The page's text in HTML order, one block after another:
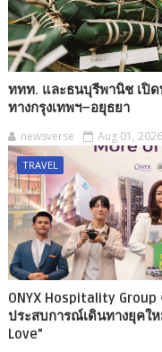
ททท. และธนบุรีพานิช เปิด
ทางกรุงเทพฯ–อยุธยา
newsverse Aug 01, 2026
TRAVEL
ONYX Hospitality
ประสบการณ์เดินทางยุคใ
Love”